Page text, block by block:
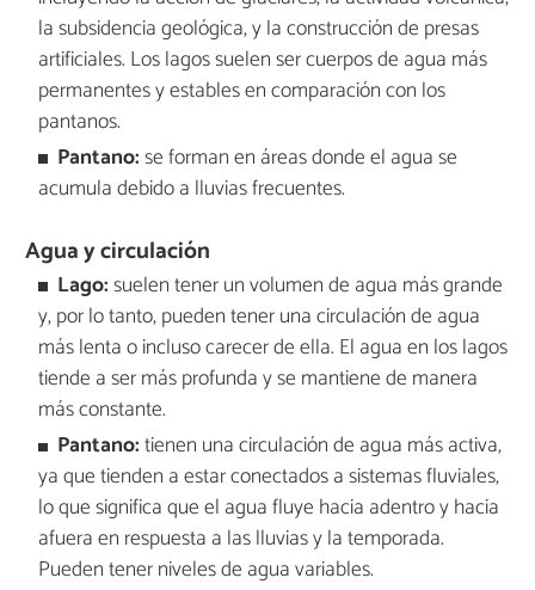
la subsidencia geológica, y la construcción de presas
artificiales. Los lagos suelen ser cuerpos de agua más
permanentes y estables en comparación con los
pantanos.
Pantano:se forman en áreas donde el agua se
acumula debido a lluvias frecuentes.
Agua y circulación
Lago:suelen tener un volumen de agua más grande
y, por lo tanto, pueden tener una circulación de agua
más lenta o incluso carecer de ella. El agua en los lagos
tiende a ser más profunda y se mantiene de manera
más constante.
Pantano:tienen una circulación de agua más activa,
ya que tienden a estar conectados a sistemas fluviales,
lo que significa que el agua fluye hacia adentro y hacia
afuera en respuesta a las lluvias y la temporada.
Pueden tener niveles de agua variables.